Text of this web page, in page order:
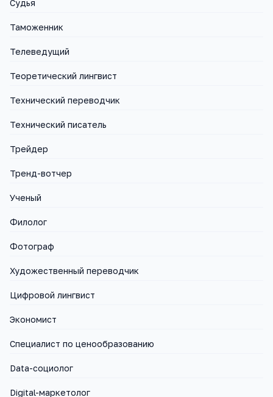
Судья
Таможенник
Телеведущий
Теоретический лингвист
Технический переводчик
Технический писатель
Трейдер
Тренд-вотчер
Ученый
Филолог
Фотограф
Художественный переводчик
Цифровой лингвист
Экономист
Cпециалист по ценообразованию
Data-социолог
Digital-маркетолог